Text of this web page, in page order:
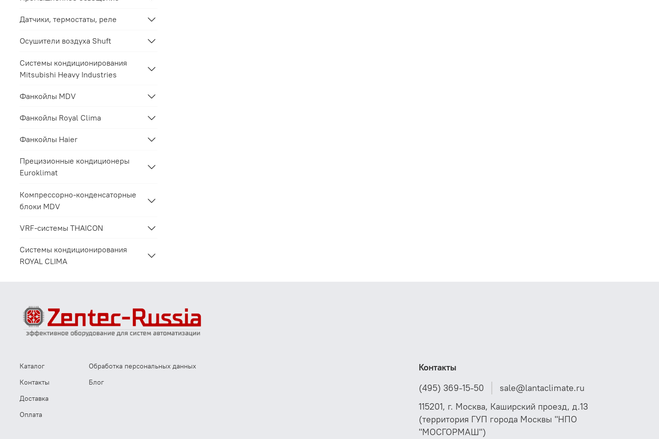
Датчики, термостаты, реле
Осушители воздуха Shuft
Системы кондиционирования
Mitsubishi Heavy Industries
Фанкойлы MDV
Фанкойлы Royal Clima
Фанкойлы Haier
Прецизионные кондиционеры
Euroklimat
Компрессорно-конденсаторные
блоки MDV
VRF-системы THAICON
Системы кондиционирования
ROYAL CLIMA
Каталог
Контакты
Доставка
Оплата
Обработка персональных данных
Блог
Контакты
(495) 369-15-50
sale@lantaclimate.ru
115201, г. Москва, Каширский проезд, д.13
(территория ГУП города Москвы "НПО
"МОСГОРМАШ")